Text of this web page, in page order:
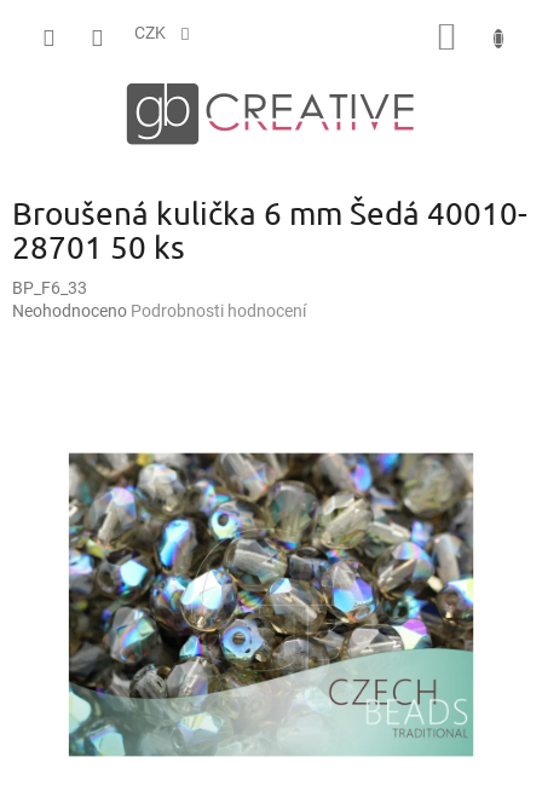
CZK
Broušená kulička 6 mm Šedá 40010-
28701 50 ks
BP_F6_33
Průměrné
hvězdiček.
Neohodnoceno Podrobnosti hodnocení